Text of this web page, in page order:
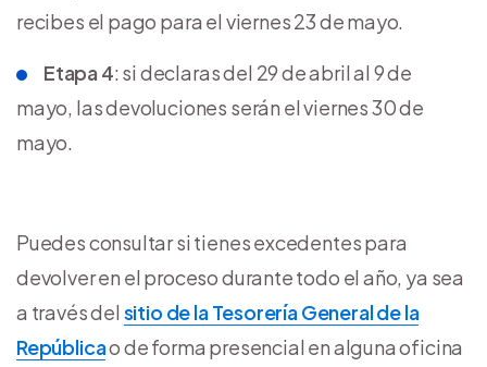
recibes el pago para el viernes 23 de mayo.
Etapa 4: si declaras del 29 de abril al 9 de
mayo, las devoluciones serán el viernes 30 de
mayo.
Puedes consultar si tienes excedentes para
devolver en el proceso durante todo el año, ya sea
a través del sitio de la Tesorería General de la
Repúblicao de forma presencial en alguna oficina